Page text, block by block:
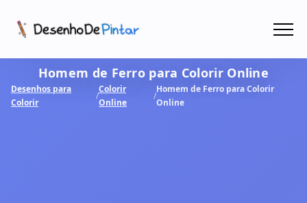
Coletâneas de Desenhos - PDF
Colorir Online
Homem de Ferro para Colorir Online
Desenhos para
Colorir
/
Colorir
Online
/
Homem de Ferro para Colorir
Online